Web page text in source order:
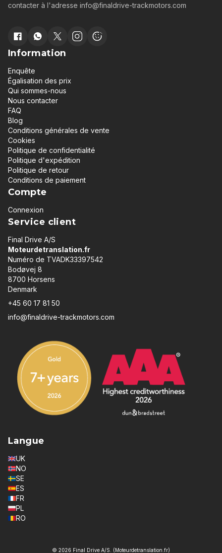
contacter à l'adresse info@finaldrive-trackmotors.com
Information
Enquête
Égalisation des prix
Qui sommes-nous
Nous contacter
FAQ
Blog
Conditions générales de vente
Cookies
Politique de confidentialité
Politique d'expédition
Politique de retour
Conditions de paiement
Compte
Connexion
Service client
Final Drive A/S
Moteurdetranslation.fr
Numéro de TVADK33397542
Bodøvej 8
8700 Horsens
Denmark
+45 60 17 81 50
info@finaldrive-trackmotors.com
Langue
UK
NO
SE
ES
FR
PL
RO
© 2026 Final Drive A/S. (Moteurdetranslation.fr)